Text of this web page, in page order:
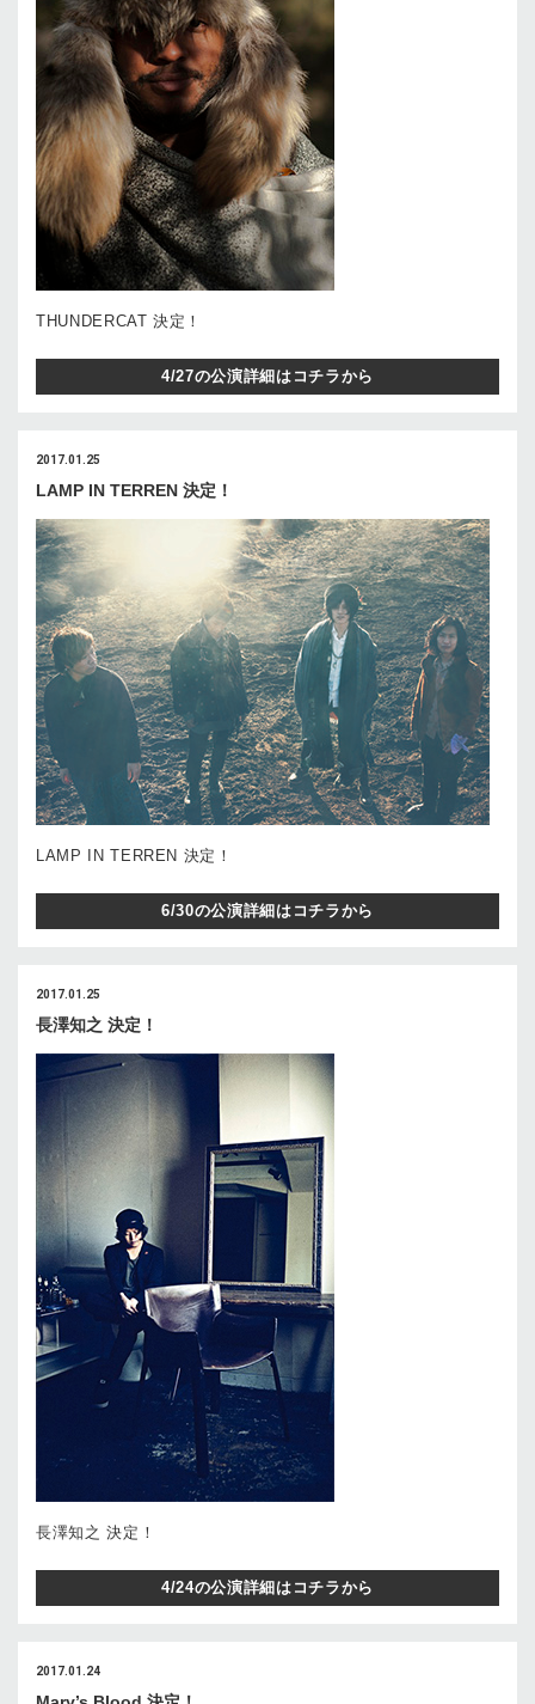
THUNDERCAT 決定！
4/27の公演詳細はコチラから
2017.01.25
LAMP IN TERREN 決定！
LAMP IN TERREN 決定！
6/30の公演詳細はコチラから
2017.01.25
長澤知之 決定！
長澤知之 決定！
4/24の公演詳細はコチラから
2017.01.24